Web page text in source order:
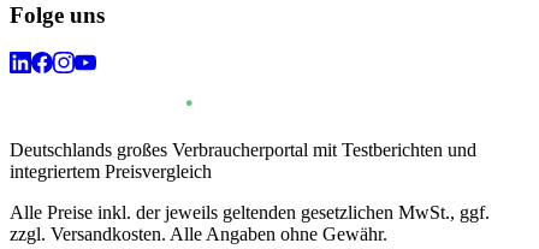
Folge uns
Deutschlands großes Verbraucherportal mit Testberichten und
integriertem Preisvergleich
Alle Preise inkl. der jeweils geltenden gesetzlichen MwSt., ggf.
zzgl. Versandkosten. Alle Angaben ohne Gewähr.